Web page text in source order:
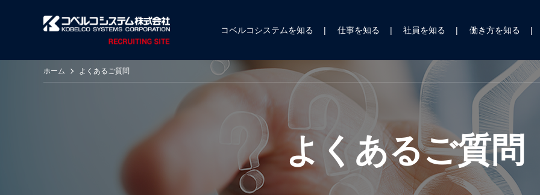
コベルコシステムを知る 仕事を知る 社員を知る 働き方を知る
ホーム よくあるご質問
よくあるご質問